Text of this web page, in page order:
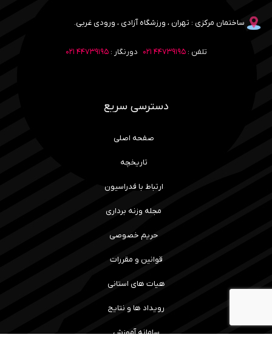
ساختمان مرکزی : تهران ، ورزشگاه آزادی ، ورودی غربی.
تلفن :۴۴۷۳۹۱۹۵ ۰۲۱ دورنگار :۴۴۷۳۹۱۹۵ ۰۲۱
دسترسی سریع
صفحه اصلی
تاریخچه
ارتباط با فدراسیون
مجله وزنه برداری
حریم خصوصی
قوانین و مقررات
هیات های استانی
رویداد ها و نتایج
سامانه آموزش